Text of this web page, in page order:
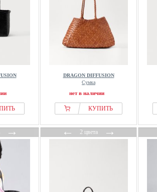
DRAGON DIFFUSION
Сумка
нет в наличии
КУПИТЬ
→ ←2 цвета→